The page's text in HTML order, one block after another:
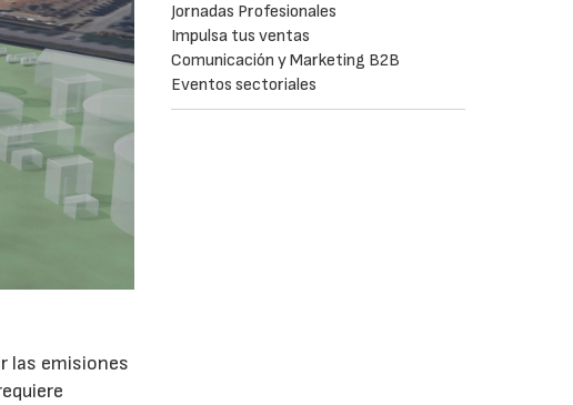
las emisiones
Jornadas Profesionales
Impulsa tus ventas
Comunicación y Marketing B2B
Eventos sectoriales